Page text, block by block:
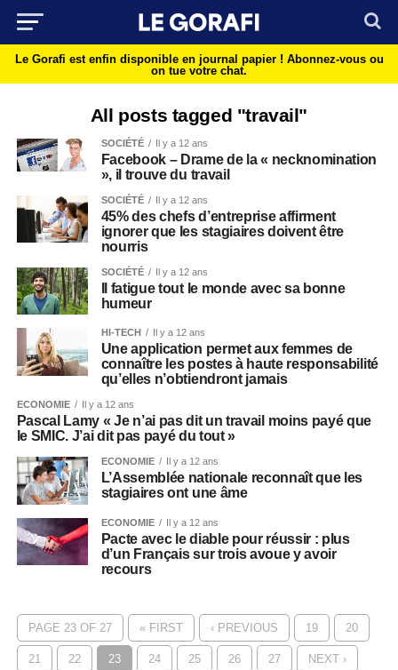
Le Gorafi est enfin disponible en journal papier ! Abonnez-vous ou
on tue votre chat.
All posts tagged "travail"
SOCIÉTÉ Il y a 12 ans
Facebook – Drame de la « necknomination
», il trouve du travail
SOCIÉTÉ Il y a 12 ans
45% des chefs d’entreprise affirment
ignorer que les stagiaires doivent être
nourris
SOCIÉTÉ Il y a 12 ans
Il fatigue tout le monde avec sa bonne
humeur
HI-TECH Il y a 12 ans
Une application permet aux femmes de
connaître les postes à haute responsabilité
qu’elles n’obtiendront jamais
ECONOMIE Il y a 12 ans
Pascal Lamy « Je n’ai pas dit un travail moins payé que
le SMIC. J’ai dit pas payé du tout »
ECONOMIE Il y a 12 ans
L’Assemblée nationale reconnaît que les
stagiaires ont une âme
ECONOMIE Il y a 12 ans
Pacte avec le diable pour réussir : plus
d’un Français sur trois avoue y avoir
recours
PAGE 23 OF 27 « FIRST ‹ PREVIOUS 19 20
21 22 23 24 25 26 27 NEXT ›